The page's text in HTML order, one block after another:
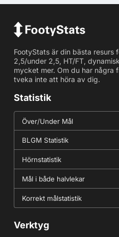
FootyStats är din bästa resurs
2,5/under 2,5, HT/FT,
mycket mer. Om du har några
tveka inte att höra av dig.
Statistik
Över/Under Mål
BLGM Statistik
Hörnstatistik
Mål i både halvlekar
Korrekt målstatistik
Verktyg